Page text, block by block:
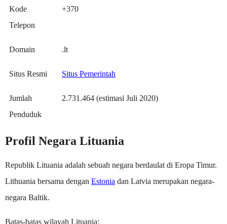
Kode
Telepon
+370
Domain .lt
Situs Resmi Situs Pemerintah
Jumlah
Penduduk
2.731.464 (estimasi Juli 2020)
Profil Negara Lituania
Republik Lituania adalah sebuah negara berdaulat di Eropa Timur.
Lithuania bersama dengan Estonia dan Latvia merupakan negara-
negara Baltik.
Batas-batas wilayah Lituania: